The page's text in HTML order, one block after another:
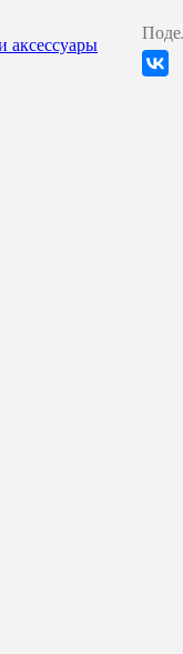
аксессуары
Heart)
Страна
Чехия